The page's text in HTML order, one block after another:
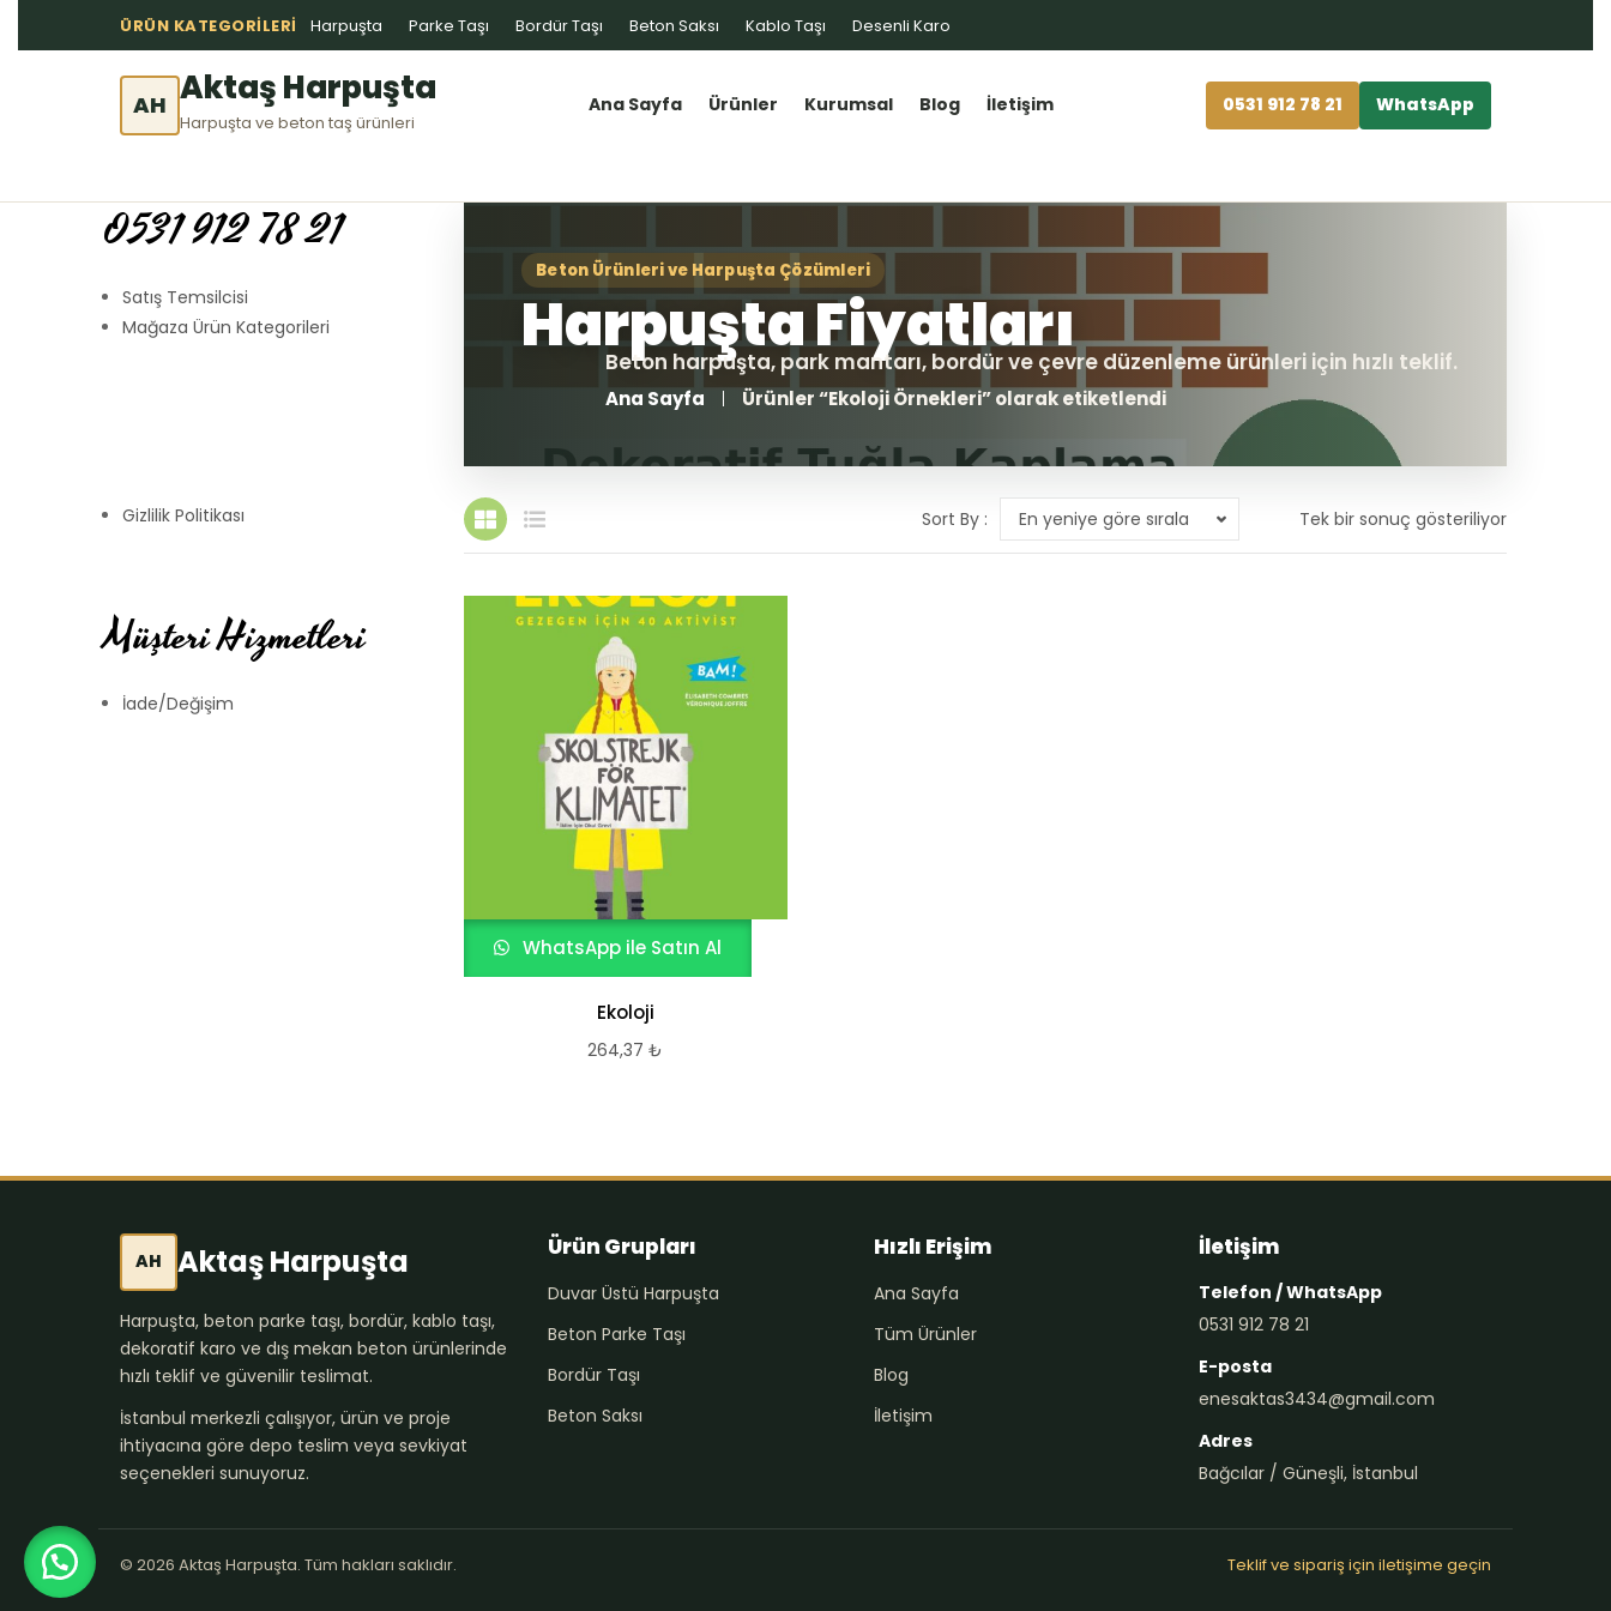
ÜRÜN KATEGORILERI Harpuşta Parke Taşı Bordür Taşı Beton Saksı Kablo Taşı Desenli Karo
AH Aktaş Harpuşta
Harpuşta ve beton taş ürünleri
Ana Sayfa Ürünler Kurumsal Blog İletişim 0531 912 78 21 WhatsApp
0531 912 78 21
Satış Temsilcisi
Mağaza Ürün Kategorileri
Gizlilik Politikası
Müşteri Hizmetleri
İade/Değişim
Ana Sayfa Ürünler “Ekoloji Örnekleri” olarak etiketlendi
Tek bir sonuç gösteriliyor
Sort By : En yeniye göre sırala
WhatsApp ile Satın Al
Ekoloji
264,37₺
AH Aktaş Harpuşta
Harpuşta, beton parke taşı, bordür, kablo taşı,
dekoratif karo ve dış mekan beton ürünlerinde
hızlı teklif ve güvenilir teslimat.
İstanbul merkezli çalışıyor, ürün ve proje
ihtiyacına göre depo teslim veya sevkiyat
seçenekleri sunuyoruz.
Ürün Grupları
Duvar Üstü Harpuşta
Beton Parke Taşı
Bordür Taşı
Beton Saksı
Hızlı Erişim
Ana Sayfa
Tüm Ürünler
Blog
İletişim
İletişim
Telefon / WhatsApp
0531 912 78 21
E-posta
enesaktas3434@gmail.com
Adres
Bağcılar / Güneşli, İstanbul
© 2026 Aktaş Harpuşta. Tüm hakları saklıdır. Teklif ve sipariş için iletişime geçin